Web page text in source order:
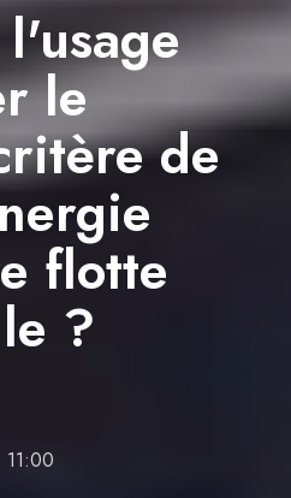
le
de
flotte
?